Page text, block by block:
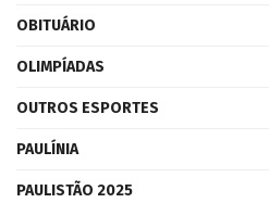
OBITUÁRIO
OLIMPÍADAS
OUTROS ESPORTES
PAULÍNIA
PAULISTÃO 2025